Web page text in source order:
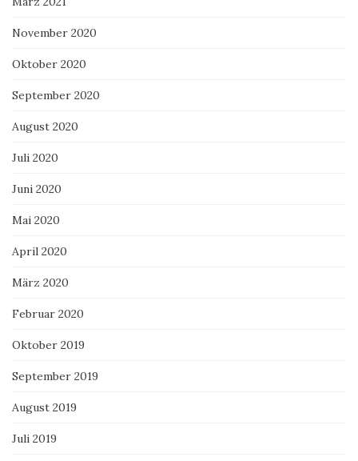
November 2020
Oktober 2020
September 2020
August 2020
Juli 2020
Juni 2020
Mai 2020
April 2020
März 2020
Februar 2020
Oktober 2019
September 2019
August 2019
Juli 2019